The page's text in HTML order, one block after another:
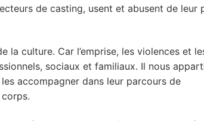
de casting, usent et abusent de leur
la culture. Car l’emprise, les violences et
sociaux et familiaux. Il nous
accompagner dans leur parcours de